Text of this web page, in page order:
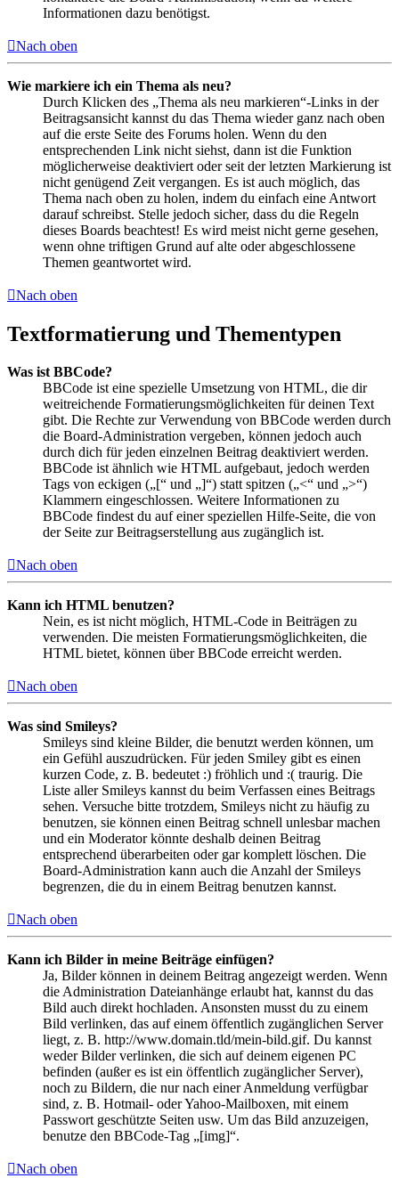
Informationen dazu benötigst.
Nach oben
Wie markiere ich ein Thema als neu?
Durch Klicken des „Thema als neu markieren“-Links in der
Beitragsansicht kannst du das Thema wieder ganz nach oben
auf die erste Seite des Forums holen. Wenn du den
entsprechenden Link nicht siehst, dann ist die Funktion
möglicherweise deaktiviert oder seit der letzten Markierung ist
nicht genügend Zeit vergangen. Es ist auch möglich, das
Thema nach oben zu holen, indem du einfach eine Antwort
darauf schreibst. Stelle jedoch sicher, dass du die Regeln
dieses Boards beachtest! Es wird meist nicht gerne gesehen,
wenn ohne triftigen Grund auf alte oder abgeschlossene
Themen geantwortet wird.
Nach oben
Textformatierung und Thementypen
Was ist BBCode?
BBCode ist eine spezielle Umsetzung von HTML, die dir
weitreichende Formatierungsmöglichkeiten für deinen Text
gibt. Die Rechte zur Verwendung von BBCode werden durch
die Board-Administration vergeben, können jedoch auch
durch dich für jeden einzelnen Beitrag deaktiviert werden.
BBCode ist ähnlich wie HTML aufgebaut, jedoch werden
Tags von eckigen („[“ und „]“) statt spitzen („<“ und „>“)
Klammern eingeschlossen. Weitere Informationen zu
BBCode findest du auf einer speziellen Hilfe-Seite, die von
der Seite zur Beitragserstellung aus zugänglich ist.
Nach oben
Kann ich HTML benutzen?
Nein, es ist nicht möglich, HTML-Code in Beiträgen zu
verwenden. Die meisten Formatierungsmöglichkeiten, die
HTML bietet, können über BBCode erreicht werden.
Nach oben
Was sind Smileys?
Smileys sind kleine Bilder, die benutzt werden können, um
ein Gefühl auszudrücken. Für jeden Smiley gibt es einen
kurzen Code, z. B. bedeutet :) fröhlich und :( traurig. Die
Liste aller Smileys kannst du beim Verfassen eines Beitrags
sehen. Versuche bitte trotzdem, Smileys nicht zu häufig zu
benutzen, sie können einen Beitrag schnell unlesbar machen
und ein Moderator könnte deshalb deinen Beitrag
entsprechend überarbeiten oder gar komplett löschen. Die
Board-Administration kann auch die Anzahl der Smileys
begrenzen, die du in einem Beitrag benutzen kannst.
Nach oben
Kann ich Bilder in meine Beiträge einfügen?
Ja, Bilder können in deinem Beitrag angezeigt werden. Wenn
die Administration Dateianhänge erlaubt hat, kannst du das
Bild auch direkt hochladen. Ansonsten musst du zu einem
Bild verlinken, das auf einem öffentlich zugänglichen Server
liegt, z. B. http://www.domain.tld/mein-bild.gif. Du kannst
weder Bilder verlinken, die sich auf deinem eigenen PC
befinden (außer es ist ein öffentlich zugänglicher Server),
noch zu Bildern, die nur nach einer Anmeldung verfügbar
sind, z. B. Hotmail- oder Yahoo-Mailboxen, mit einem
Passwort geschützte Seiten usw. Um das Bild anzuzeigen,
benutze den BBCode-Tag „[img]“.
Nach oben